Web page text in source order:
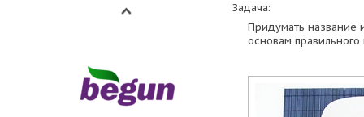
Задача:
Придумать
основам правильного